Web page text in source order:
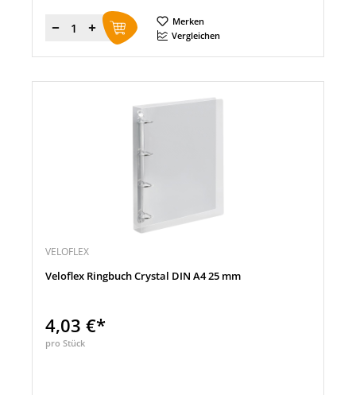
Menge
Merken
Vergleichen
VELOFLEX
Veloflex Ringbuch Crystal DIN A4 25 mm
4,03 €*
pro Stück